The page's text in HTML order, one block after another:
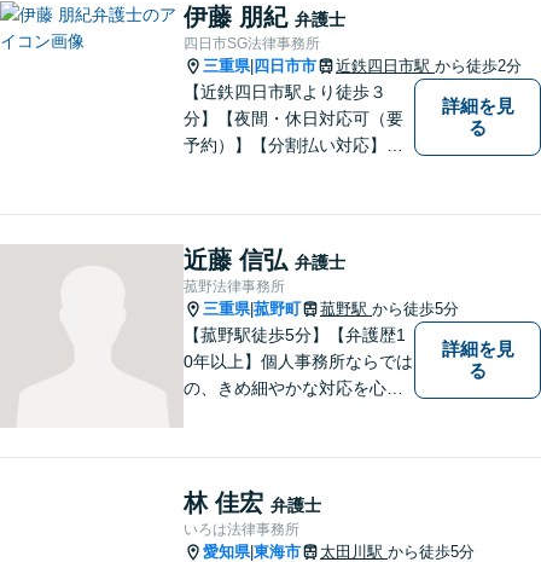
伊藤 朋紀 弁護士
四日市SG法律事務所
三重県| 四日市市 近鉄四日市駅 から徒歩2分
【近鉄四日市駅より徒歩３
分】【夜間・休日対応可（要
予約）】【分割払い対応】
して、一緒に解決方法を考え
る手助けをさせていただけれ
ばと思いますので、お気軽に
ご相談ください。
詳細を見
る
近藤 信弘 弁護士
菰野法律事務所
三重県|菰野町 菰野駅 から徒歩5分
【菰野駅徒歩5分】【弁護歴1
0年以上】個人事務所ならでは
の、きめ細やかな対応を心が
行います！【完全個室】
詳細を見
る
林 佳宏 弁護士
いろは法律事務所
愛知県|東海市 太田川駅 から徒歩5分